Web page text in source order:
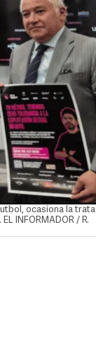
ocasiona la trata
INFORMADOR / R.